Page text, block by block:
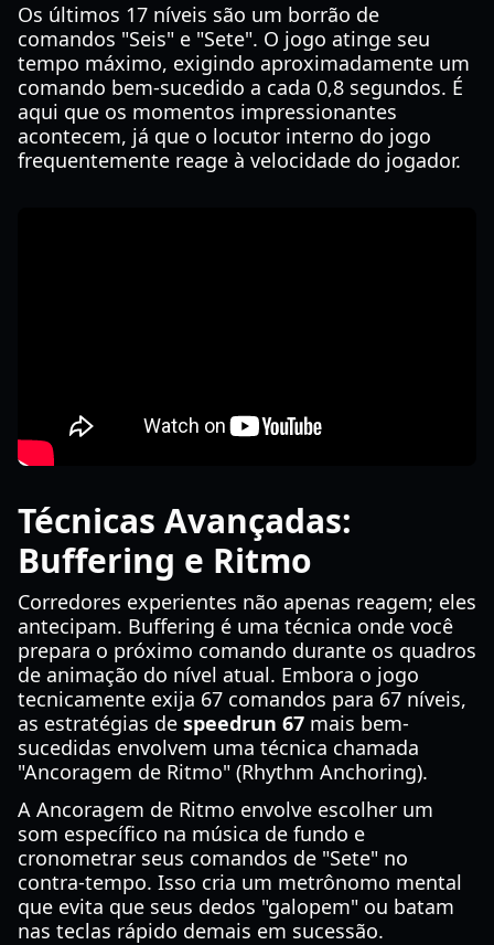
Os últimos 17 níveis são um borrão de
comandos "Seis" e "Sete". O jogo atinge seu
tempo máximo, exigindo aproximadamente um
comando bem-sucedido a cada 0,8 segundos. É
aqui que os momentos impressionantes
acontecem, já que o locutor interno do jogo
frequentemente reage à velocidade do jogador.
Técnicas Avançadas:
Buffering e Ritmo
Corredores experientes não apenas reagem; eles
antecipam. Buffering é uma técnica onde você
prepara o próximo comando durante os quadros
de animação do nível atual. Embora o jogo
tecnicamente exija 67 comandos para 67 níveis,
as estratégias de speedrun 67 mais bem-
sucedidas envolvem uma técnica chamada
"Ancoragem de Ritmo" (Rhythm Anchoring).
A Ancoragem de Ritmo envolve escolher um
som específico na música de fundo e
cronometrar seus comandos de "Sete" no
contra-tempo. Isso cria um metrônomo mental
que evita que seus dedos "galopem" ou batam
nas teclas rápido demais em sucessão.